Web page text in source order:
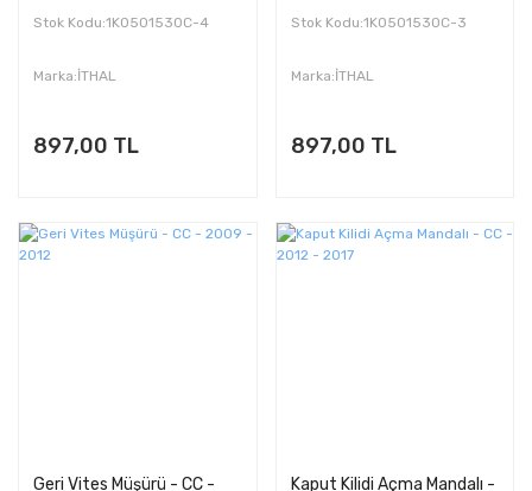
Stok Kodu:1K0501530C-4
Marka:İTHAL
897,00 TL
Stok Kodu:1K0501530C-3
Marka:İTHAL
897,00 TL
Geri Vites Müşürü - CC -
Kaput Kilidi Açma Mandalı -